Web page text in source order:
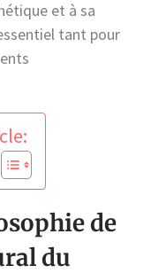
et à sa
tant pour
de
du